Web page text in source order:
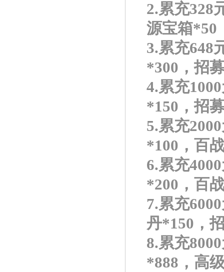
2.累充328
源宝箱*50
3.累充648
*300，招
4.累充
*150，招
5.累充
*100，百
6.累充
*200，百
7.累充
丹*150，
8.累充
*888，高